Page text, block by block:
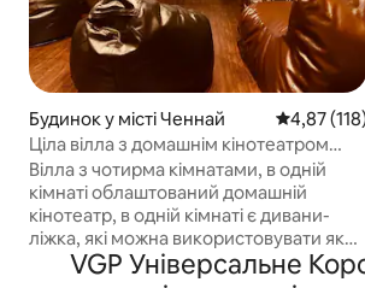
Будинок у місті Ченнай Середня
4,87
Ціла вілла з домашнім кінотеатром
@ecr, Панаюр, пляж
Вілла з чотирма кімнатами, в одній
кімнаті облаштований домашній
кінотеатр, в одній кімнаті є дивани-
ліжка, які можна використовувати як
ліжка для сну, в інших двох кімнатах є
VGP Універсальне